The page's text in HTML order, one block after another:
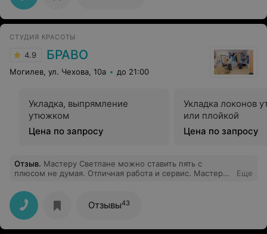
СТУДИЯ КРАСОТЫ
4.9 БРАВО
Могилев, ул. Чехова, 10а до 21:00
Укладка, выпрямление
утюжком
Цена по запросу
Укладка локонов
или плойкой
Цена по запросу
Отзыв. Мастеру Светлане можно ставить пять с
плюсом не думая. Отличная работа и сервис. Мастер
Использует стерильные инструменты. В общении
очень дружелюбная. Буду рекомендовать ее своим
близким!
Еще
Отзывы43